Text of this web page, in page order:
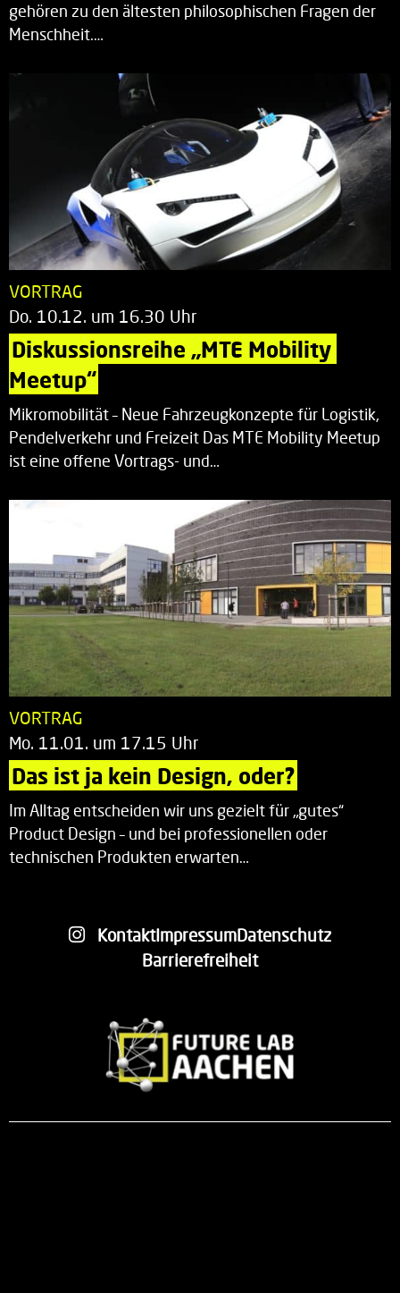
gehören zu den ältesten philosophischen Fragen der
Menschheit.…
VORTRAG
Do. 10.12. um 16.30 Uhr
Diskussionsreihe „MTE Mobility
Meetup“
Mikromobilität – Neue Fahrzeugkonzepte für Logistik,
Pendelverkehr und Freizeit Das MTE Mobility Meetup
ist eine offene Vortrags- und…
VORTRAG
Mo. 11.01. um 17.15 Uhr
Das ist ja kein Design, oder?
Im Alltag entscheiden wir uns gezielt für „gutes“
Product Design – und bei professionellen oder
technischen Produkten erwarten…
KontaktImpressumDatenschutz
Barrierefreiheit